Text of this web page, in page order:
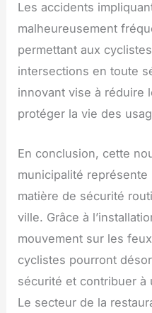
Les accidents
malheureusement
permettant aux
intersections en toute
innovant vise à réduire
protéger la vie des
En conclusion, cette
municipalité
matière de sécurité
ville. Grâce à
mouvement sur les
cyclistes pourront
sécurité et contribuer à
Le secteur de la